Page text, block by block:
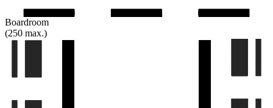
Boardroom
(250 max.)